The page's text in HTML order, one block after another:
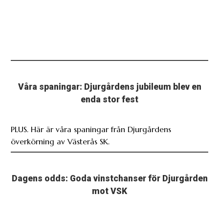
Våra spaningar: Djurgårdens jubileum blev en
enda stor fest
PLUS. Här är våra spaningar från Djurgårdens
överkörning av Västerås SK.
Dagens odds: Goda vinstchanser för Djurgården
mot VSK